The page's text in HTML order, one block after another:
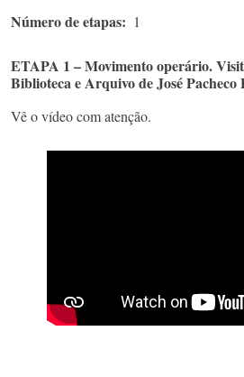
Número de etapas 1
ETAPA 1 – Movimento operário.
Biblioteca e Arquivo de José Pacheco
Vê o vídeo com atenção.